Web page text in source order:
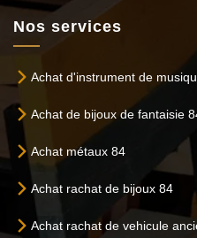
Nos services
Achat d'instrument de
Achat de bijoux de fantaisie
Achat métaux 84
Achat rachat de bijoux 84
Achat rachat de vehicule